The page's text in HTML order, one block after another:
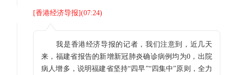
[香港经济导报](07:24)
我是香港经济导报的记者，我们注意到，近几天
来，福建省报告的新增新冠肺炎确诊病例均为0，出院
病人增多，说明福建省坚持“四早”“四集中”原则，全力